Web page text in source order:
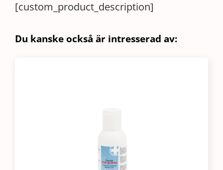
Next
x
[custom_product_description]
Du kanske också är intresserad av: